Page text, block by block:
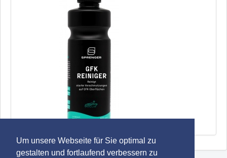
Um unsere Webseite für Sie optimal zu
gestalten und fortlaufend verbessern zu